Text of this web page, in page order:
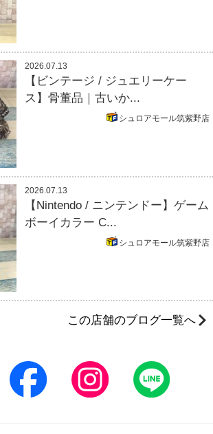
2026.07.13
【ビンテージ / ジュエリーケー
ス】骨董品｜古いか...
シュロアモール筑紫野店
2026.07.13
【Nintendo / ニンテンドー】ゲーム
ボーイカラー C...
シュロアモール筑紫野店
この店舗のブログ一覧へ